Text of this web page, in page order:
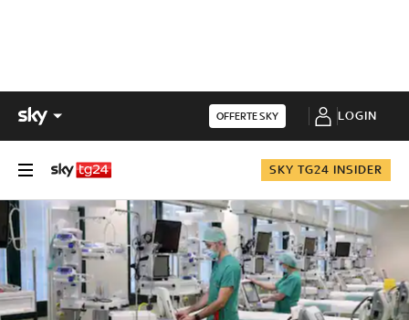
OFFERTE SKY LOGIN
SKY TG24 INSIDER